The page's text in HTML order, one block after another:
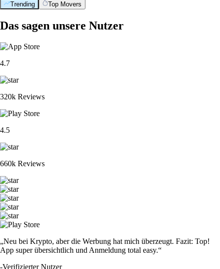
Trending Top Movers
Das sagen unsere Nutzer
4.7
320k Reviews
4.5
660k Reviews
„Neu bei Krypto, aber die Werbung hat mich überzeugt. Fazit: Top!
App super übersichtlich und Anmeldung total easy.“
-Verifizierter Nutzer